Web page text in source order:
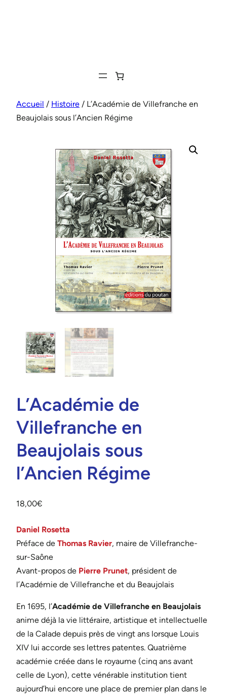
Accueil / Histoire / L’Académie de Villefranche en
Beaujolais sous l’Ancien Régime
L’Académie de
Villefranche en
Beaujolais sous
l’Ancien Régime
18,00€
Daniel Rosetta
Préface de Thomas Ravier, maire de Villefranche-
sur-Saône
Avant-propos de Pierre Prunet, président de
l’Académie de Villefranche et du Beaujolais
En 1695, l’Académie de Villefranche en Beaujolais
anime déjà la vie littéraire, artistique et intellectuelle
de la Calade depuis près de vingt ans lorsque Louis
XIV lui accorde ses lettres patentes. Quatrième
académie créée dans le royaume (cinq ans avant
celle de Lyon), cette vénérable institution tient
aujourd’hui encore une place de premier plan dans le